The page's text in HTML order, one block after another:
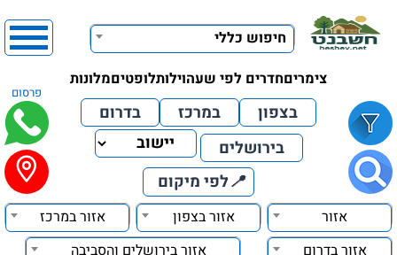
חיפוש כללי
צימריםחדרים לפי שעהוילותלופטיםמלונות
פרסום
בצפון במרכז
בדרום
בירושלים
📍לפי מיקום
אזור אזור בצפון
אזור במרכז
אזור בדרום
אזור בירושלים והסביבה